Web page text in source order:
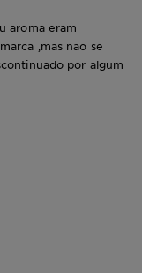
aroma eram
,mas nao se
por algum